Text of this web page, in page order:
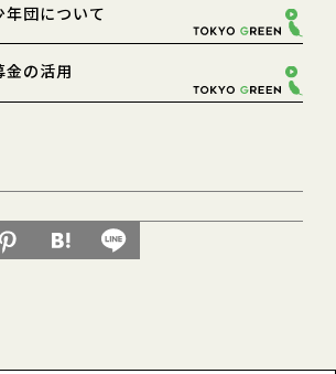
年団について
金の活用